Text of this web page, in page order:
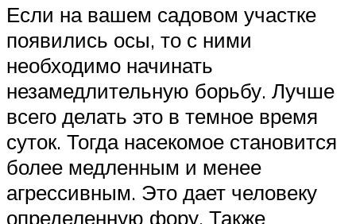
Если на вашем садовом участке
появились осы, то с ними
необходимо начинать
незамедлительную борьбу. Лучше
всего делать это в темное время
суток. Тогда насекомое становится
более медленным и менее
агрессивным. Это дает человеку
определенную фору. Также